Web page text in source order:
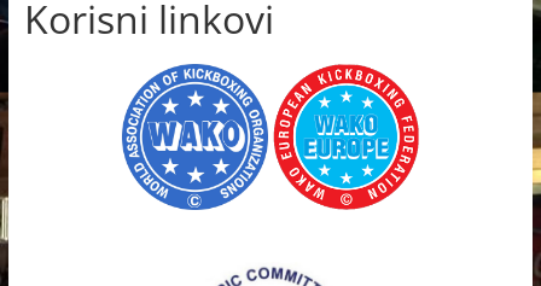
Korisni linkovi